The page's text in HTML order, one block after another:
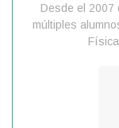
Desde el 2007
múltiples